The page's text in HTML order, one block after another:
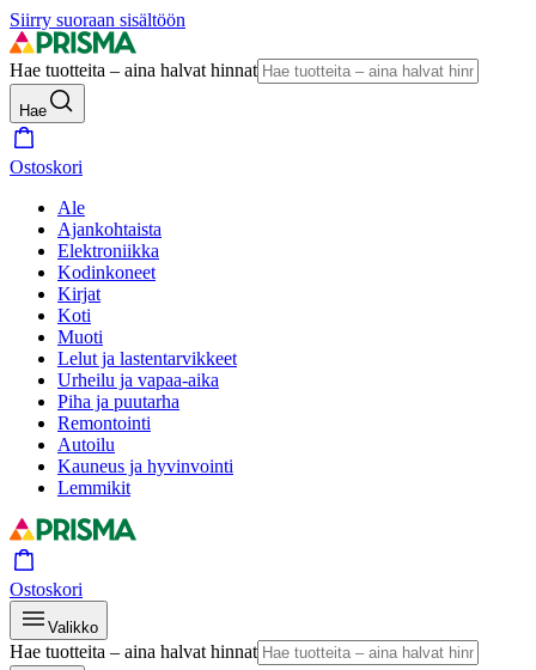
Siirry suoraan sisältöön
Hae tuotteita – aina halvat hinnat
Hae
Ostoskori
Ale
Ajankohtaista
Elektroniikka
Kodinkoneet
Kirjat
Koti
Muoti
Lelut ja lastentarvikkeet
Urheilu ja vapaa-aika
Piha ja puutarha
Remontointi
Autoilu
Kauneus ja hyvinvointi
Lemmikit
Ostoskori
Valikko
Hae tuotteita – aina halvat hinnat